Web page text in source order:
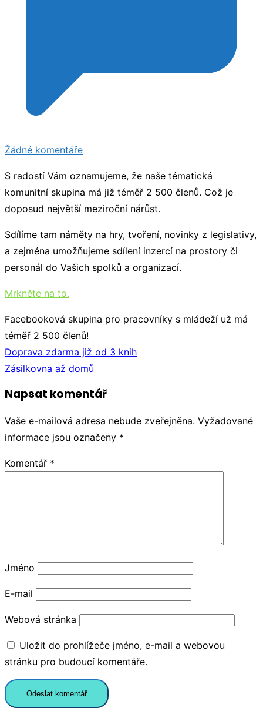
Žádné komentářeu
skupina
pro
pracovníky
s
mládeží
už
500
členů!
S radostí Vám oznamujeme, že naše tématická
komunitní skupina má již téměř 2 500 členů. Což je
doposud největší meziroční nárůst.
Sdílíme tam náměty na hry, tvoření, novinky z legislativy,
a zejména umožňujeme sdílení inzercí na prostory či
personál do Vašich spolků a organizací.
Mrkněte na to.
Facebooková skupina pro pracovníky s mládeží už má
téměř 2 500 členů!
Navigace
pro
příspěvek
Doprava zdarma již od 3 knih
Zásilkovna až domů
Napsat komentář
Vaše e-mailová adresa nebude zveřejněna. Vyžadované
informace jsou označeny *
Komentář *
Jméno
E-mail
Webová stránka
Uložit do prohlížeče jméno, e-mail a webovou
stránku pro budoucí komentáře.